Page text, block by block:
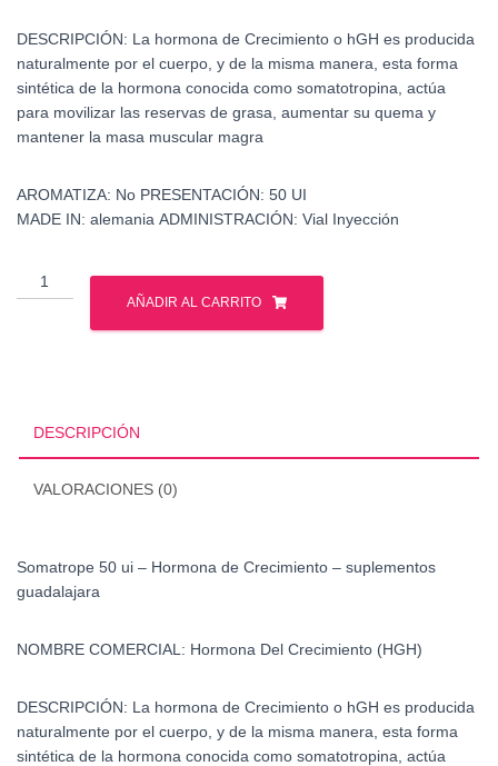
DESCRIPCIÓN: La hormona de Crecimiento o hGH es producida
naturalmente por el cuerpo, y de la misma manera, esta forma
sintética de la hormona conocida como somatotropina, actúa
para movilizar las reservas de grasa, aumentar su quema y
mantener la masa muscular magra
AROMATIZA: No PRESENTACIÓN: 50 UI
MADE IN: alemania ADMINISTRACIÓN: Vial Inyección
Somatrope
50
AÑADIR AL CARRITO
DESCRIPCIÓN
VALORACIONES (0)
Somatrope 50 ui – Hormona de Crecimiento – suplementos
guadalajara
NOMBRE COMERCIAL: Hormona Del Crecimiento (HGH)
DESCRIPCIÓN: La hormona de Crecimiento o hGH es producida
naturalmente por el cuerpo, y de la misma manera, esta forma
sintética de la hormona conocida como somatotropina, actúa